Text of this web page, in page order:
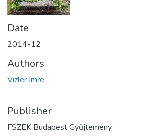
Date
2014-12
Authors
Vizler Imre
Publisher
FSZEK Budapest Gyűjtemény